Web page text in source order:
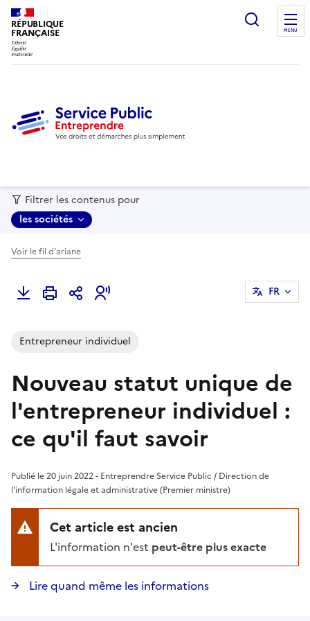
RÉPUBLIQUE
FRANÇAISE MENU
Filtrer les contenus pour
les sociétés
Voir le fil d'ariane
FR
Entrepreneur individuel
Nouveau statut unique de
l'entrepreneur individuel :
ce qu'il faut savoir
Publié le 20 juin 2022 - Entreprendre Service Public / Direction de
l'information légale et administrative (Premier ministre)
Cet article est ancien
L'information n'est peut-être plus exacte
Lire quand même les informations